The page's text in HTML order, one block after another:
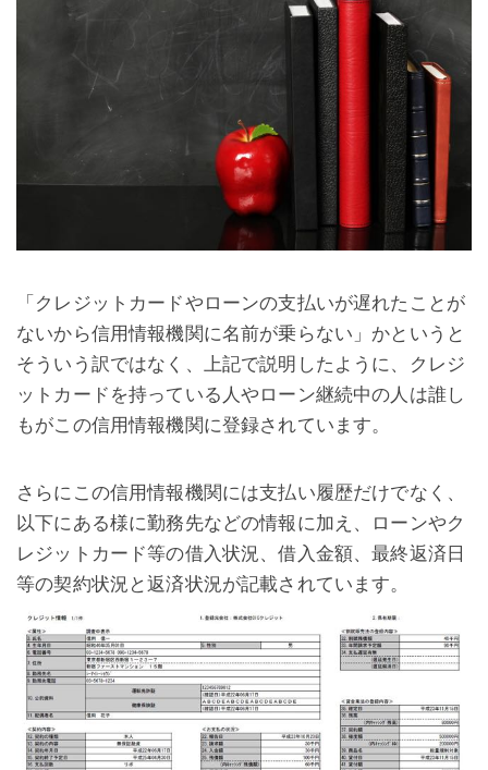
「クレジットカードやローンの支払いが遅れたことが
ないから信用情報機関に名前が乗らない」かというと
そういう訳ではなく、上記で説明したように、クレジ
ットカードを持っている人やローン継続中の人は誰し
もがこの信用情報機関に登録されています。
さらにこの信用情報機関には支払い履歴だけでなく、
以下にある様に勤務先などの情報に加え、ローンやク
レジットカード等の借入状況、借入金額、最終返済日
等の契約状況と返済状況が記載されています。